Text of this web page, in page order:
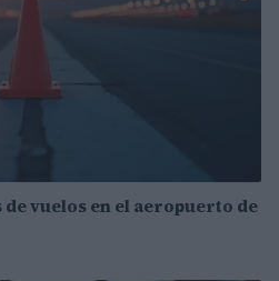
vuelos en el aeropuerto de